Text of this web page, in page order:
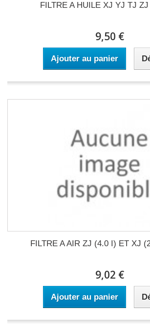
FILTRE A HUILE XJ YJ TJ
9,50 €
Ajouter au panier
FILTRE A AIR ZJ (4.0 I) ET XJ
9,02 €
Ajouter au panier